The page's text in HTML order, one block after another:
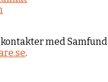
med
.